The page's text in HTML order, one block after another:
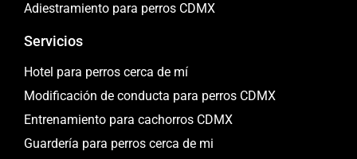
Adiestramiento para perros CDMX
Servicios
Hotel para perros cerca de mí
Modificación de conducta para perros CDMX
Entrenamiento para cachorros CDMX
Guardería para perros cerca de mi